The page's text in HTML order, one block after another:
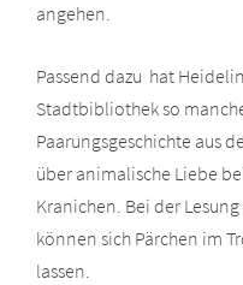
angehen.
Passend dazu hat
Stadtbibliothek so
Paarungsgeschichte aus
über animalische Liebe
Kranichen. Bei der
können sich Pärchen im
lassen.